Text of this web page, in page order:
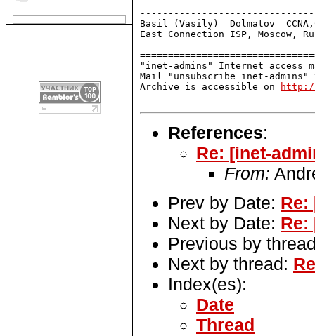
Basil (Vasily)  Dolmatov
East Connection ISP, Moscow,
"inet-admins" Internet access
Mail "unsubscribe inet-
Archive is accessible on
References:
Re: [inet-
From:
Prev by Date: Re:
Next by Date: Re:
Previous by
Next by thread:
Index(es):
Date
Thread